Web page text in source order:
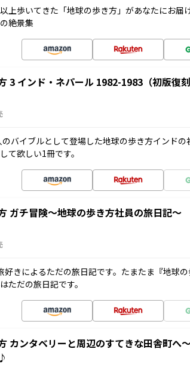
上歩いてきた「地球の歩き方」があなたにお届
絶景集
3 インド・ネパール 1982-1983（初版復刻
のバイブルとして登場した地球の歩き方インド
て欲しい1冊です。
ガチ冒険～地球の歩き方社員の旅日記～
好きによるただの旅日記です。たまたま『地球
ただの旅日記です。
カンタベリーと周辺のすてきな田舎町へ